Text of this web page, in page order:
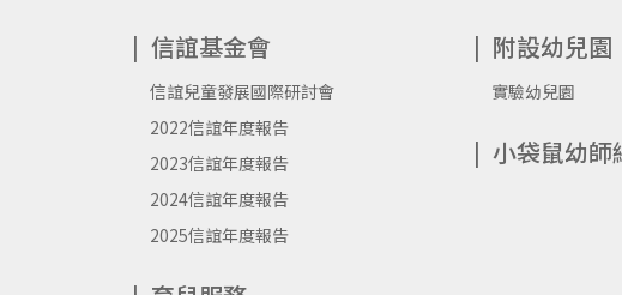
信誼基金會
信誼兒童發展國際研討會
2022信誼年度報告
2023信誼年度報告
2024信誼年度報告
2025信誼年度報告
附設幼兒園
實驗幼兒園
小袋鼠幼師